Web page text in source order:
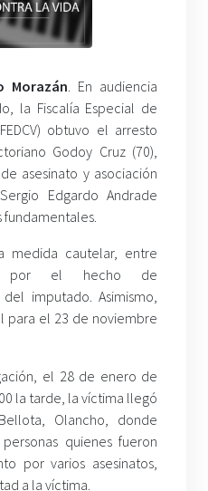
Morazán. En audiencia
la Fiscalía Especial de
obtuvo el arresto
Godoy Cruz (70),
asesinato y asociación
Edgardo Andrade
medida cautelar, entre
por el hecho de
imputado. Asimismo,
para el 23 de noviembre
el 28 de enero de
la tarde, la víctima llegó
Olancho, donde
quienes fueron
por varios asesinatos,
a la víctima.